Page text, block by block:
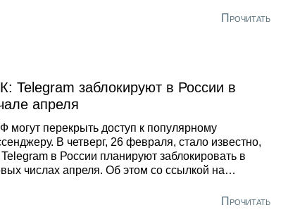
улице, Литейном проспекте, набережной
Большой Пушкарской улице,
реки Карповки, Малом проспекте П.С.
Прочитать
Telegram заблокируют в России в
апреля
могут перекрыть доступ к популярному
В четверг, 26 февраля, стало известно,
Telegram в России планируют заблокировать в
числах апреля. Об этом со ссылкой на
Прочитать